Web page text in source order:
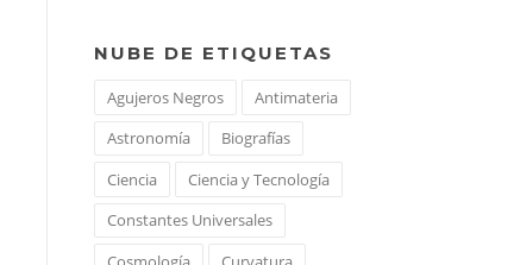
NUBE DE ETIQUETAS
Agujeros Negros
Antimateria
Astronomía
Biografías
Ciencia
Ciencia y Tecnología
Constantes Universales